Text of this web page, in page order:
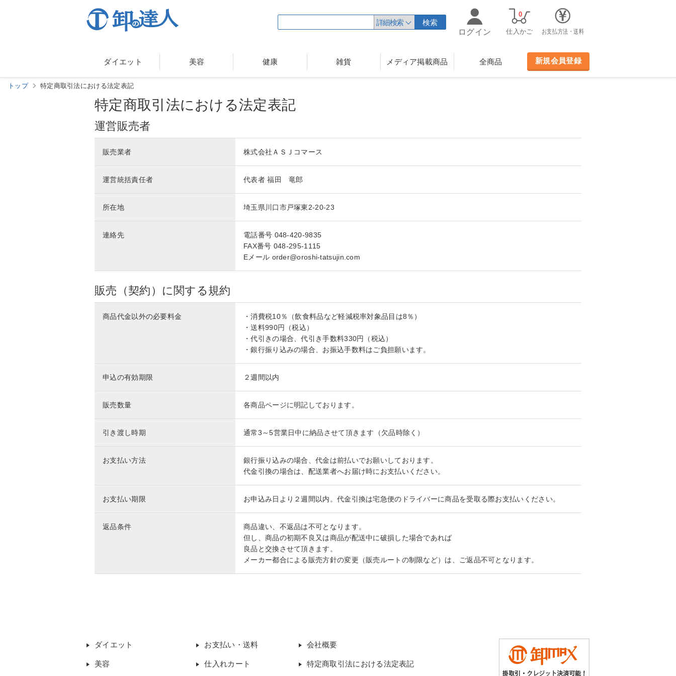
詳細検索
検索
ログイン
仕入かご
0
お支払方法・送料
ダイエット 美容 健康 雑貨 メディア掲載商品 全商品 新規会員登録
トップ 特定商取引法における法定表記
特定商取引法における法定表記
運営販売者
販売業者 株式会社ＡＳＪコマース
運営統括責任者 代表者 福田 竜郎
所在地 埼玉県川口市戸塚東2-20-23
連絡先
電話番号 048-420-9835
FAX番号 048-295-1115
Eメール order@oroshi-tatsujin.com
販売（契約）に関する規約
商品代金以外の必要料金
・消費税10％（飲食料品など軽減税率対象品目は8％）
・送料990円（税込）
・代引きの場合、代引き手数料330円（税込）
・銀行振り込みの場合、お振込手数料はご負担願います。
申込の有効期限 ２週間以内
販売数量 各商品ページに明記しております。
引き渡し時期 通常3～5営業日中に納品させて頂きます（欠品時除く）
お支払い方法
銀行振り込みの場合、代金は前払いでお願いしております。
代金引換の場合は、配送業者へお届け時にお支払いください。
お支払い期限 お申込み日より２週間以内。代金引換は宅急便のドライバーに商品を受取る際お支払いください。
返品条件
商品違い、不返品は不可となります。
但し、商品の初期不良又は商品が配送中に破損した場合であれば
良品と交換させて頂きます。
メーカー都合による販売方針の変更（販売ルートの制限など）は、ご返品不可となります。
ダイエット
美容
お支払い・送料
仕入れカート
会社概要
特定商取引法における法定表記